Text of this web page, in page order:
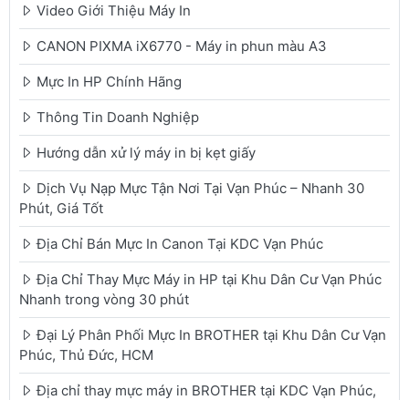
Video Giới Thiệu Máy In
CANON PIXMA iX6770 - Máy in phun màu A3
Mực In HP Chính Hãng
Thông Tin Doanh Nghiệp
Hướng dẫn xử lý máy in bị kẹt giấy
Dịch Vụ Nạp Mực Tận Nơi Tại Vạn Phúc – Nhanh 30
Phút, Giá Tốt
Địa Chỉ Bán Mực In Canon Tại KDC Vạn Phúc
Địa Chỉ Thay Mực Máy in HP tại Khu Dân Cư Vạn Phúc
Nhanh trong vòng 30 phút
Đại Lý Phân Phối Mực In BROTHER tại Khu Dân Cư Vạn
Phúc, Thủ Đức, HCM
Địa chỉ thay mực máy in BROTHER tại KDC Vạn Phúc,